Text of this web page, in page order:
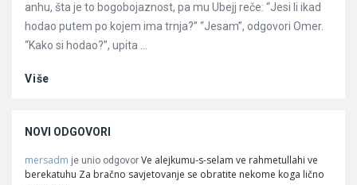
anhu, šta je to bogobojaznost, pa mu Ubejj reče: “Jesi li ikad
hodao putem po kojem ima trnja?” “Jesam”, odgovori Omer.
“Kako si hodao?”, upita ...
Više
NOVI ODGOVORI
mersadm je unio odgovor Ve alejkumu-s-selam ve rahmetullahi ve
berekatuhu Za bračno savjetovanje se obratite nekome koga lično